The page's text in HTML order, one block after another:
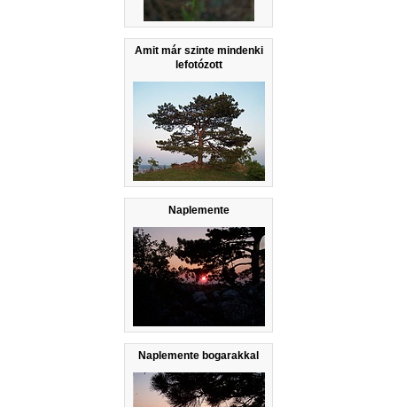
Amit már szinte mindenki
lefotózott
Naplemente
Naplemente bogarakkal